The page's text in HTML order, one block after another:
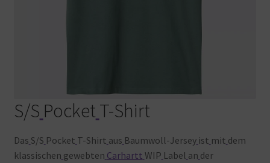
S/S Pocket T-Shirt
Das S/S Pocket T-Shirt aus Baumwoll-Jersey ist mit dem
klassischen gewebten Carhartt WIP Label an der